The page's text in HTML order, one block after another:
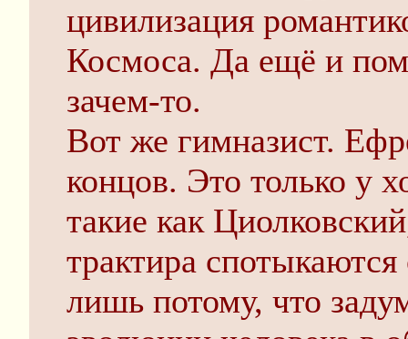
цивилизация
Космоса. Да ещё и
зачем-то.
Вот же гимназист.
концов. Это только у
такие как
трактира
лишь потому, что